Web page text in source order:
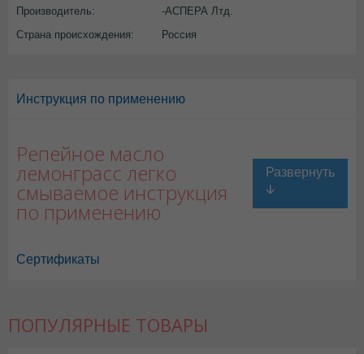
Производитель:
-АСПЕРА Лтд.
Страна происхождения:
Россия
Инструкция по применению
Репейное масло
лемонграсс легко
смываемое инструкция
по применению
Сертификаты
ПОПУЛЯРНЫЕ ТОВАРЫ